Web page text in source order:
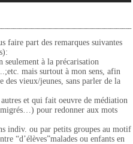
faire part des remarques suivantes
seulement à la précarisation
mais surtout à mon sens, afin
des vieux/jeunes, sans parler de la
et qui fait oeuvre de médiation
pour redonner aux mots
indiv. ou par petits groupes au motif
“d’élèves”malades ou enfants en